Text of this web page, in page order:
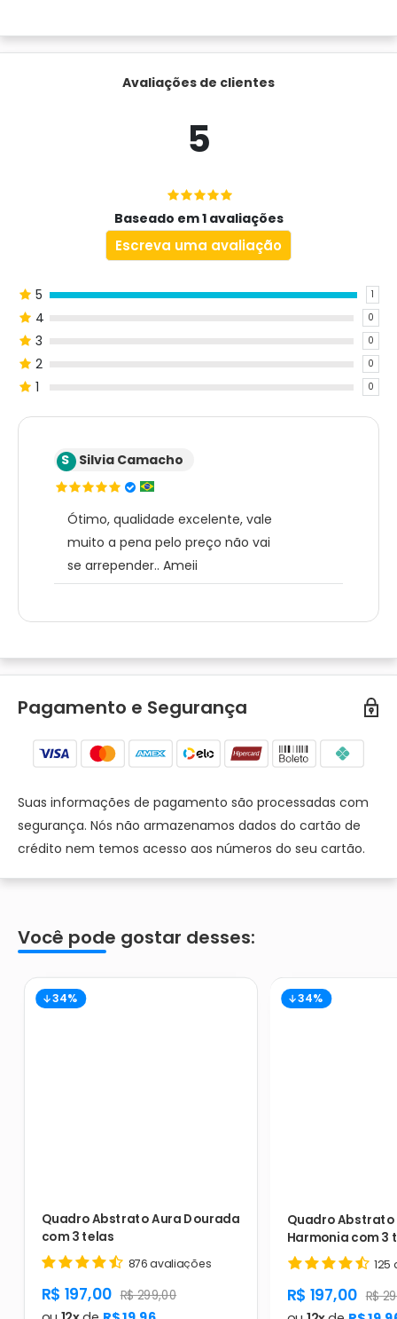
Avaliações de clientes
5
Baseado em 1 avaliações
Escreva uma avaliação
5 1
4 0
3 0
2 0
1 0
S Silvia Camacho
Ótimo, qualidade excelente, vale
muito a pena pelo preço não vai
se arrepender.. Ameii
Pagamento e Segurança
Suas informações de pagamento são processadas com
segurança. Nós não armazenamos dados do cartão de
crédito nem temos acesso aos números do seu cartão.
Você pode gostar desses:
34%
Quadro Abstrato Aura Dourada
com 3 telas
876 avaliações
product.general.sale_price
R$ 197,00 product.general.regular_price
R$ 299,00
34%
Quadro Abstrato
Harmonia com 3
125
R$ 197,00 R$